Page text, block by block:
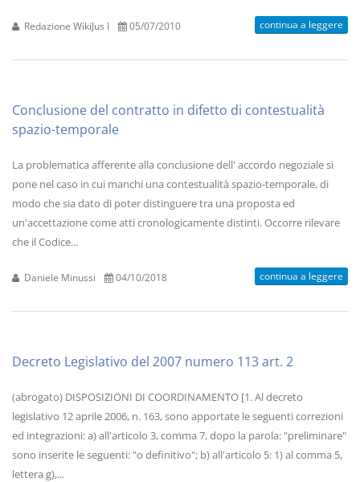
Redazione WikiJus I 05/07/2010 continua a leggere
Conclusione del contratto in difetto di contestualità
spazio-temporale
La problematica afferente alla conclusione dell' accordo negoziale si
pone nel caso in cui manchi una contestualità spazio-temporale, di
modo che sia dato di poter distinguere tra una proposta ed
un'accettazione come atti cronologicamente distinti. Occorre rilevare
che il Codice...
Daniele Minussi 04/10/2018 continua a leggere
Decreto Legislativo del 2007 numero 113 art. 2
(abrogato) DISPOSIZIONI DI COORDINAMENTO [1. Al decreto
legislativo 12 aprile 2006, n. 163, sono apportate le seguenti correzioni
ed integrazioni: a) all'articolo 3, comma 7, dopo la parola: "preliminare"
sono inserite le seguenti: "o definitivo"; b) all'articolo 5: 1) al comma 5,
lettera g),...